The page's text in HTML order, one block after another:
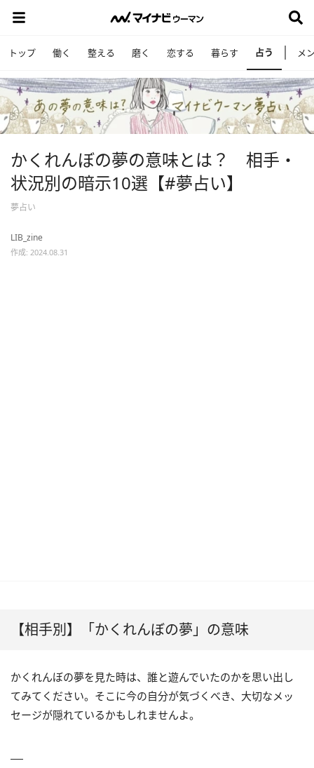
トップ 働く 整える 磨く 恋する 暮らす 占う メ
かくれんぼの夢の意味とは？ 相手・
状況別の暗示10選【#夢占い】
夢占い
LIB_zine
作成: 2024.08.31
【相手別】「かくれんぼの夢」の意味
かくれんぼの夢を見た時は、誰と遊んでいたのかを思い出し
てみてください。そこに今の自分が気づくべき、大切なメッ
セージが隠れているかもしれませんよ。